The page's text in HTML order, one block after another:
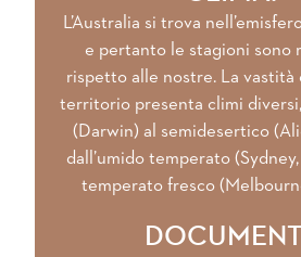
L’Australia si trova
e pertanto le stagioni sono
rispetto alle nostre. La vastità
territorio presenta climi
(Darwin) al semidesertico
dall’umido temperato
temperato fresco